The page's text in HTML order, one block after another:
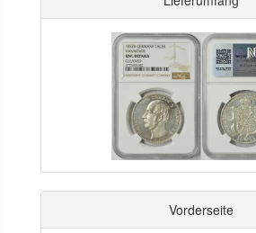
Vorderseite